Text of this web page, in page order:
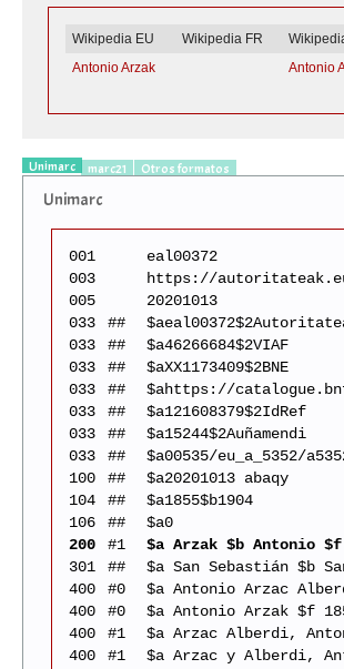
Wikipedia EU Wikipedia FR
Antonio Arzak
Antonio
Unimarc marc21 Otros formatos
Unimarc
001
eal00372
003
https://
005
20201013
033
##
033
##
$a46266684$2VIAF
033
##
$aXX1173409$2BNE
033
##
$ahttps://
033
##
$a121608379$2IdRef
033
##
$a15244$2Auñamendi
033
##
$a00535/eu_a_5352/
100
##
$a20201013 abaqy
104
##
$a1855$b1904
106
##
$a0
200
#1
$a Arzak $b Antonio $f
301
##
$a San Sebastián $b
400
#0
$a Antonio Arzac
400
#0
$a Antonio Arzak $f
400
#1
$a Arzac Alberdi,
400
#1
$a Arzac y Alberdi,